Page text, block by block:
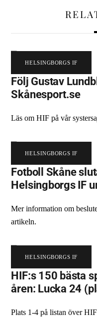
HELSINGBORGS IF
Följ Gustav
Skånesport.se
Läs om HIF på vår
HELSINGBORGS IF
Fotboll Skåne
Helsingborgs IF
Mer information om
artikeln.
HELSINGBORGS IF
HIF:s 150 bästa
åren: Lucka 24
Plats 1-4 på listan över